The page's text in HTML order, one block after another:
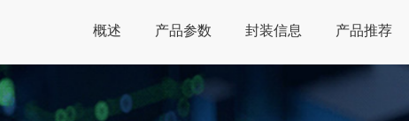
概述 产品参数 封装信息 产品推荐